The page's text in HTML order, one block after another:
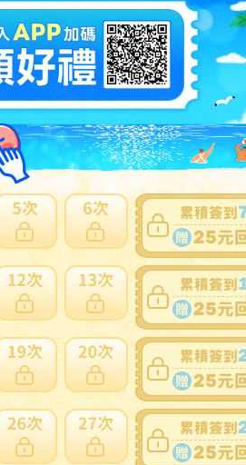
08 【現状】 ちいかわ グッズ ぬくぬくの装いマスコット ぴーぽぽぬいぐるみ 季節だもんマスコット うさぎ ハチワレ 他
NT1060 8100円
無法參加免服務費及國際運費優惠。
會產生材積費用。
品/鍋具 服飾 運動用品